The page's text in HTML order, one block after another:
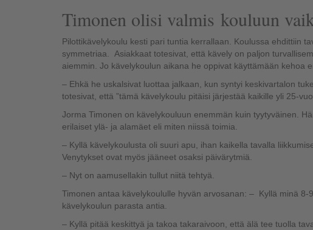
Timonen olisi valmis kouluun
Pilottikävelykoulu kesti pari tuntia kerrallaan. Koulussa ehdittiin
symmetriaa. Asiakkaat totesivat, että kävely on paljon
aiemmin. Jo kävelykoulun aikana he oppivat käyttämään kehoa
– Ehkä he uskalsivat luottaa jalkaan, kun syntyi keskivartalon
totesivat, että ”tämä kävelykoulu pitäisi järjestää kaikille yli 25-
Jorma Timonen on kävelykouluun enemmän kuin tyytyväinen.
erilaiset ylä- ja alamäet eli miten niissä toimia.
– Kyllä kävelykoulusta oli suuri apu, ihan kaikella tavalla
Venytykset ovat myös jääneet osaksi päivärytmiä.
– Nyt on aamusellakin tullut niitä tehtyä.
Timonen antaa kävelykoululle hyvän arvosanan: – Kyllä minä
kävelykoulun parasta antia.
– Kyllä pitää keskittyä ja takoa takaraivoon, että älä tee tuolla